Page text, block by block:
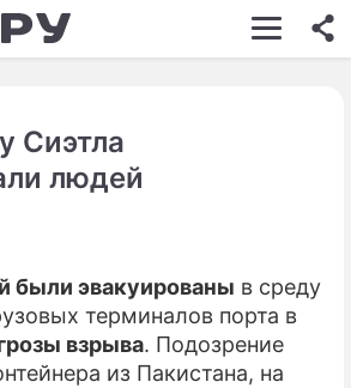
ШОУ-БИЗНЕС
ЭКОНОМИКА
ПРОИСШЕСТВИЯ
Сиэтла
людей
были эвакуированы в среду
терминалов порта в
взрыва. Подозрение
из Пакистана, на